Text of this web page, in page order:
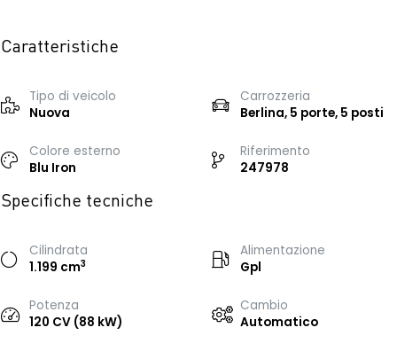
Caratteristiche
Tipo di veicolo
Nuova
Carrozzeria
Berlina, 5 porte, 5 posti
Colore esterno
Blu Iron
Riferimento
247978
Specifiche tecniche
Cilindrata
1.199 cm3
Alimentazione
Gpl
Potenza
120 CV (88 kW)
Cambio
Automatico